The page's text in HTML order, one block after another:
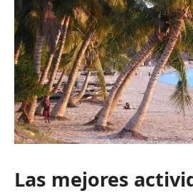
Las mejores